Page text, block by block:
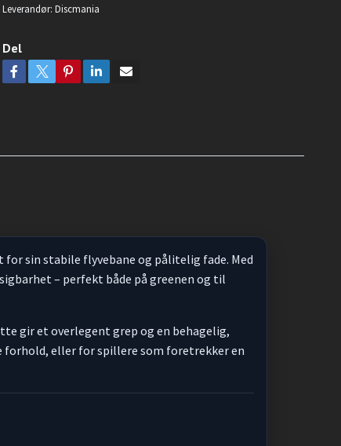
Leverandør: Discmania
Del
sin stabile flyvebane og pålitelig fade. Med
– perfekt både på greenen og til
gir et overlegent grep og en behagelig,
forhold, eller for spillere som foretrekker en